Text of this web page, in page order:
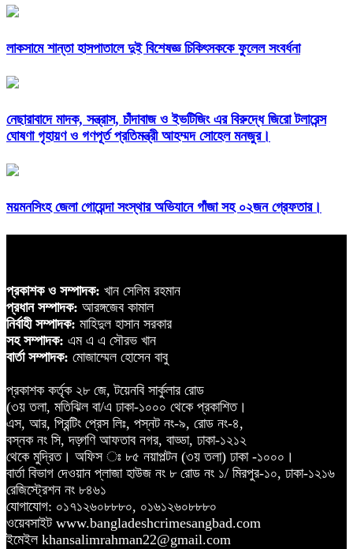
লাকসামে শান্তা হাসপাতালে দুই বিশেষজ্ঞ চিকিৎসককে ফুলেল সংবর্ধনা
নেছারাবাদে মাদক, সন্ত্রাস, চাঁদাবাজ ও ইভটিজিং এর বিরুদ্ধে জিরো টলারেন্স
ঘোষণা গৃহায়ণ ও গণপূর্ত প্রতিমন্ত্রী আহম্মদ সোহেল মনজুর।
ময়মনসিংহ জেলা গোয়েন্দা সংস্থার অভিযানে গাঁজা সহ ০২জন গ্রেফতার।
প্রকাশক ও সম্পাদক: খান সেলিম রহমান
প্রধান সম্পাদক: আরঙ্গজেব কামাল
নির্বাহী সম্পাদক: মাহিদুল হাসান সরকার
সহ সম্পাদক: এম এ এ সৌরভ খান
বার্তা সম্পাদক: মোজাম্মেল হোসেন বাবু
প্রকাশক কর্তৃক ২৮ জে, টয়েনবি সার্কুলার রোড
(৩য় তলা, মতিঝিল বা/এ ঢাকা-১০০০ থেকে প্রকাশিত।
এস, আর, প্রিন্টিং প্রেস লিঃ, পস্নট নং-৯, রোড নং-৪,
বস্নক নং সি, দড়্গণি আফতাব নগর, বাড্ডা, ঢাকা-১২১২
থেকে মুদ্রিত। অফিস ঃ ৮৫ নয়াপল্টন (৩য় তলা) ঢাকা -১০০০।
বার্তা বিভাগ দেওয়ান প্লাজা হাউজ নং ৮ রোড নং ১/ মিরপুর-১০, ঢাকা-১২১৬
রেজিস্ট্রেশন নং ৮৪৬১
যোগাযোগ: ০১৭১২৬০৮৮৮০, ০১৬১২৬০৮৮৮০
ওয়েবসাইট www.bangladeshcrimesangbad.com
ইমেইল khansalimrahman22@gmail.com